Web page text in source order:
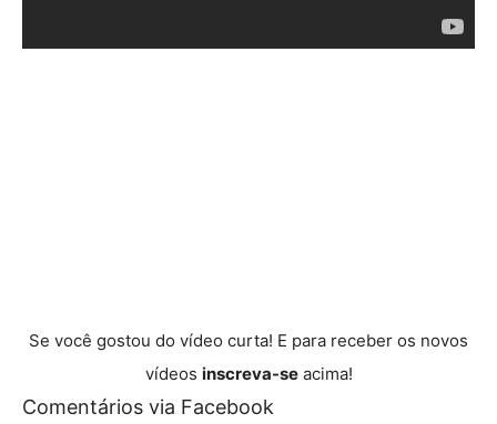
Se você gostou do vídeo curta! E para receber os novos
vídeos inscreva-seacima!
Comentários via Facebook